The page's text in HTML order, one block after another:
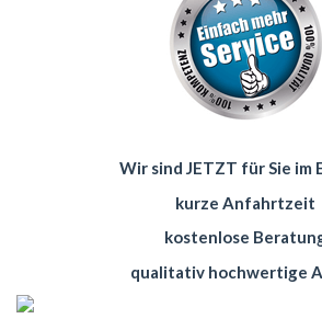
Wir sind JETZT für Sie im
kurze Anfahrtzeit
kostenlose
qualitativ hochwertige